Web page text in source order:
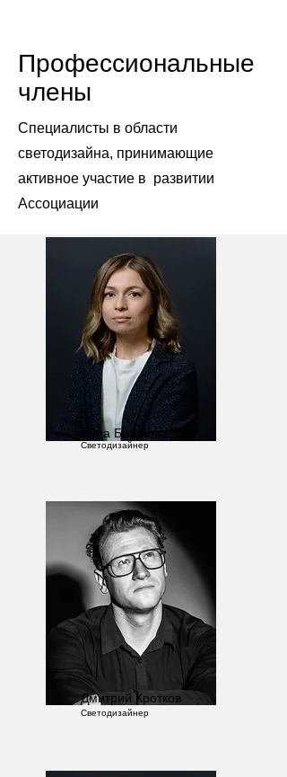
Профессиональные
члены
Специалисты в области
светодизайна, принимающие
активное участие в развитии
Ассоциации
Анна Браткова
Светодизайнер
Дмитрий Кротков
Светодизайнер